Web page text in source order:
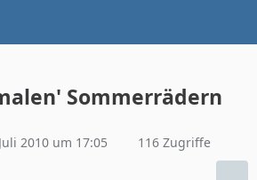
Sommerrädern
2010 um 17:05 116 Zugriffe